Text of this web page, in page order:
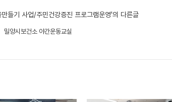
들기 사업/주민건강증진 프로그램운영'의 다른글
밀양시보건소 야간운동교실